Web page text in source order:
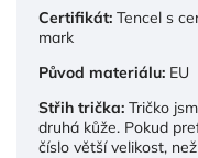
Certifikát: Tencel s
mark
Původ materiálu: EU
Střih trička: Tričko
druhá kůže. Pokud
číslo větší velikost,